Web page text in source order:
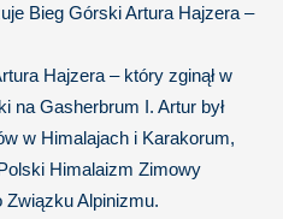
Bieg Górski Artura Hajzera –
Hajzera – który zginął w
na Gasherbrum I. Artur był
w Himalajach i Karakorum,
Himalaizm Zimowy
Alpinizmu.